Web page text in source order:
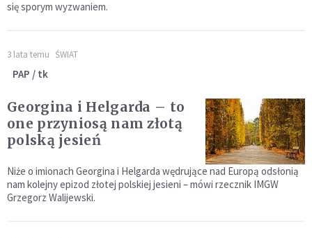
się sporym wyzwaniem.
3 lata temu ŚWIAT
PAP / tk
Georgina i Helgarda – to
one przyniosą nam złotą
polską jesień
Niże o imionach Georgina i Helgarda wędrujące nad Europą odsłonią
nam kolejny epizod złotej polskiej jesieni – mówi rzecznik IMGW
Grzegorz Walijewski.